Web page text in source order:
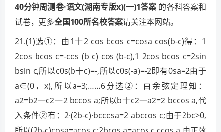
40分钟周测卷·语文(湖南专版x)(一)1答案 的各科答案和
试卷，更多全国100所名校答案请关注本网站。
21.(1)选①：由1十2 cos bcos c=cosa cos(b-c)得：1
2cos bcos c=-cos (b c) cos (b-c),1 2cos bcos c=2sin
bsin c,所以c0s(b十c)=-,所以c0s(-a)=-2即有0sa=2由于
a∈(0，x),所以a=3;……6分选②：由余弦定理知：
a2=b2一c2一2 bccos a;所以b十c2一a2=2 bccos a,代
入条件②有：2·(2b-c)·bccosa=2 abccos c;由于2bc>0,